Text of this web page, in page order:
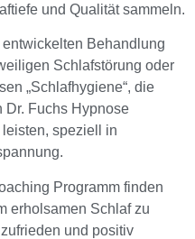
und Qualität sammeln.
Behandlung
Schlafstörung oder
„Schlafhygiene“, die
Dr. Fuchs Hypnose
speziell in
Programm finden
erholsamen Schlaf zu
und positiv